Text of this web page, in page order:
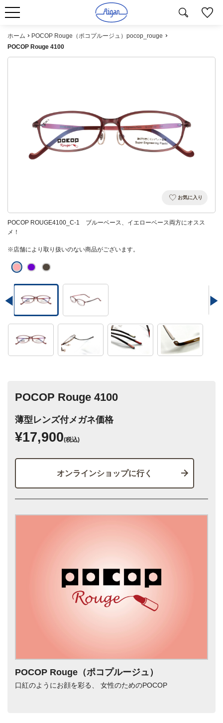
ホーム
POCOP Rouge（ポコプルージュ）pocop_rouge
POCOP Rouge 4100
お気に入り
POCOP ROUGE4100_C-1 ブルーベース、イエローベース両方にオスス
メ！
※店舗により取り扱いのない商品がございます。
POCOP Rouge 4100
薄型レンズ付メガネ価格
¥17,900(税込)
オンラインショップに行く
POCOP Rouge（ポコプルージュ）
口紅のようにお顔を彩る、 女性のためのPOCOP